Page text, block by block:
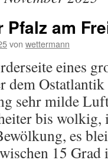
Pfalz am
von wettermann
eines
dem
sehr milde
bis wolkig,
es
15